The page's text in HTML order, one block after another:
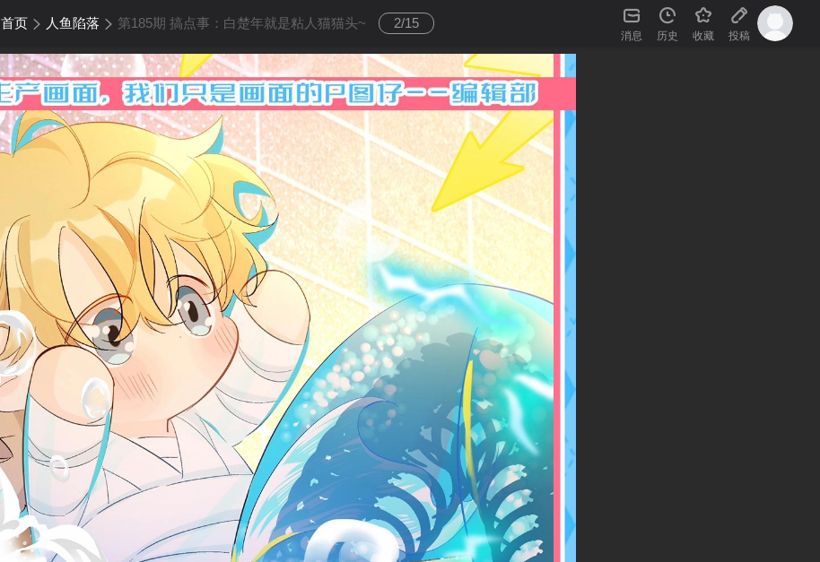
首页 人鱼陷落 第185期 搞点事：白楚年就是粘人猫猫头~ 2/15
消息 历史 收藏 投稿